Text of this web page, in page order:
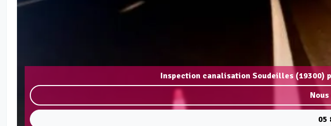
Inspection canalisation Soudeilles (19300)
05